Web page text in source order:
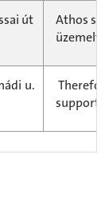
út
Athos
u.
support